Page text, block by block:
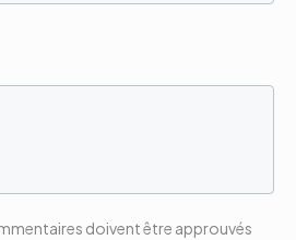
doivent être approuvés